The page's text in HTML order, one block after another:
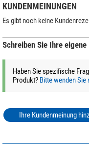
KUNDENMEINUNGEN
Es gibt noch keine
Schreiben Sie Ihre eigene
Haben Sie spezifische
Produkt? Bitte wenden
Ihre Kundenmeinung